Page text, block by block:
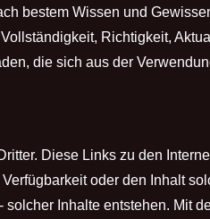
bestem Wissen und
Richtigkeit,
die sich aus der
Diese Links zu den
oder den Inhalt
Inhalte entstehen. Mit